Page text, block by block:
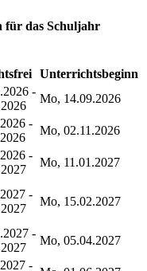
für das Schuljahr
Unterrichtsbeginn
-
Mo, 14.09.2026
-
Mo, 02.11.2026
-
Mo, 11.01.2027
-
Mo, 15.02.2027
-
Mo, 05.04.2027
-